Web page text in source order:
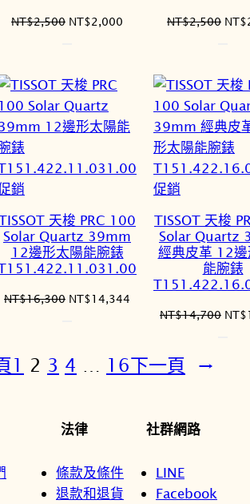
NT$2,500 原
NT$2,500。
NT$2,000
NT$2,000。
NT$2,500 原
NT$
銷
商
品
天梭 PRC 100
Solar Quartz 39mm
12邊形太陽能腕錶
NT$16,300 原
NT$16,300。
NT$14,344
NT$14,344。
促銷
商
品
TISSOT 天梭
Solar Quartz
經典皮革 12
能腕錶
NT$14,700 原
NT$
1 2 3 4 16下一頁 →
法律
條款及條件
退款和退貨
社群網路
LINE
Facebook